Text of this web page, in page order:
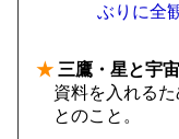
ぶりに全
★ 三鷹・星と宇
資料を入れる
とのこと。